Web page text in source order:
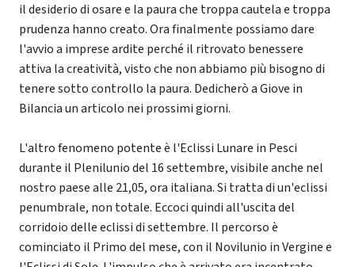
il desiderio di osare e la paura che troppa cautela e troppa
prudenza hanno creato. Ora finalmente possiamo dare
l'avvio a imprese ardite perché il ritrovato benessere
attiva la creatività, visto che non abbiamo più bisogno di
tenere sotto controllo la paura. Dedicherò a Giove in
Bilancia un articolo nei prossimi giorni.
L'altro fenomeno potente è l'Eclissi Lunare in Pesci
durante il Plenilunio del 16 settembre, visibile anche nel
nostro paese alle 21,05, ora italiana. Si tratta di un'eclissi
penumbrale, non totale. Eccoci quindi all'uscita del
corridoio delle eclissi di settembre. Il percorso è
cominciato il Primo del mese, con il Novilunio in Vergine e